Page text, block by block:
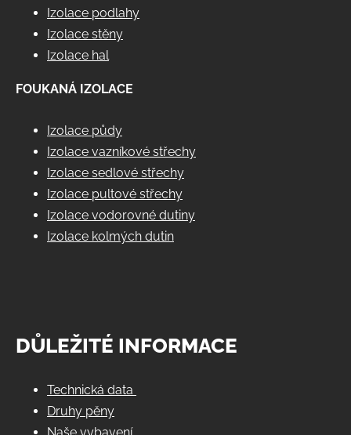
Izolace podlahy
Izolace stěny
Izolace hal
FOUKANÁ IZOLACE
Izolace půdy
Izolace vazníkové střechy
Izolace sedlové střechy
Izolace pultové střechy
Izolace vodorovné dutiny
Izolace kolmých dutin
DŮLEŽITÉ INFORMACE
Technická data
Druhy pěny